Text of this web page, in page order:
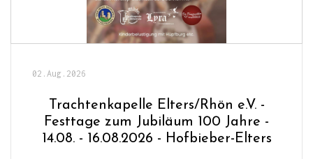
02.Aug.2026
Trachtenkapelle Elters/Rhön e.V. -
Festtage zum Jubiläum 100 Jahre -
14.08. - 16.08.2026 - Hofbieber-Elters